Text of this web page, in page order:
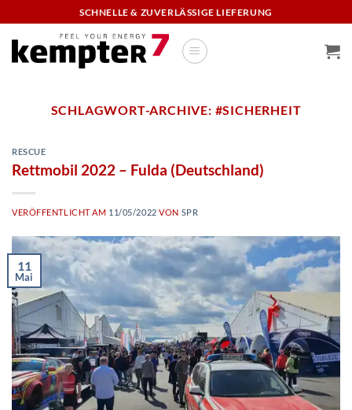
Inhalt
springen
SCHNELLE & ZUVERLÄSSIGE LIEFERUNG
SCHLAGWORT-ARCHIVE: #SICHERHEIT
RESCUE
Rettmobil 2022 – Fulda (Deutschland)
VERÖFFENTLICHT AM 11/05/2022 VON SPR
11
Mai